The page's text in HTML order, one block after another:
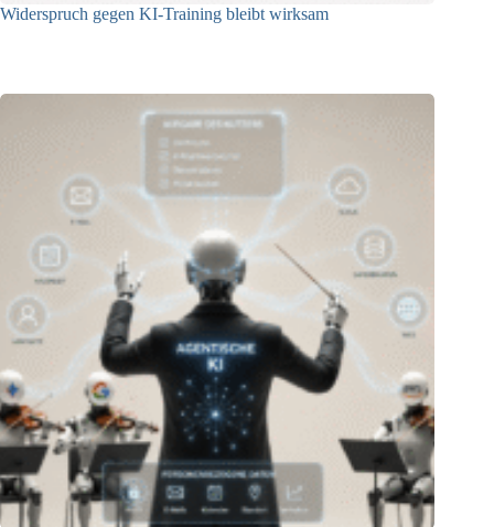
Widerspruch gegen KI-Training bleibt wirksam